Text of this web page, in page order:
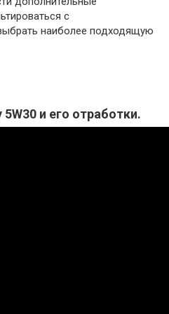
с
наиболее подходящую
и его отработки.